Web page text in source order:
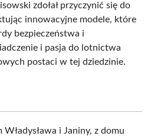
zdołał przyczynić się do
innowacyjne modele, które
bezpieczeństwa i
i pasja do lotnictwa
postaci w tej dziedzinie.
i Janiny, z domu